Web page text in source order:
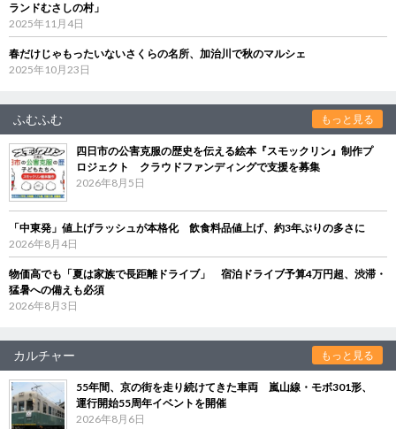
ランドむさしの村」
2025年11月4日
春だけじゃもったいないさくらの名所、加治川で秋のマルシェ
2025年10月23日
ふむふむ もっと見る
四日市の公害克服の歴史を伝える絵本『スモックリン』制作プ
ロジェクト クラウドファンディングで支援を募集
2026年8月5日
「中東発」値上げラッシュが本格化 飲食料品値上げ、約3年ぶりの多さに
2026年8月4日
物価高でも「夏は家族で長距離ドライブ」 宿泊ドライブ予算4万円超、渋滞・
猛暑への備えも必須
2026年8月3日
カルチャー もっと見る
55年間、京の街を走り続けてきた車両 嵐山線・モボ301形、
運行開始55周年イベントを開催
2026年8月6日